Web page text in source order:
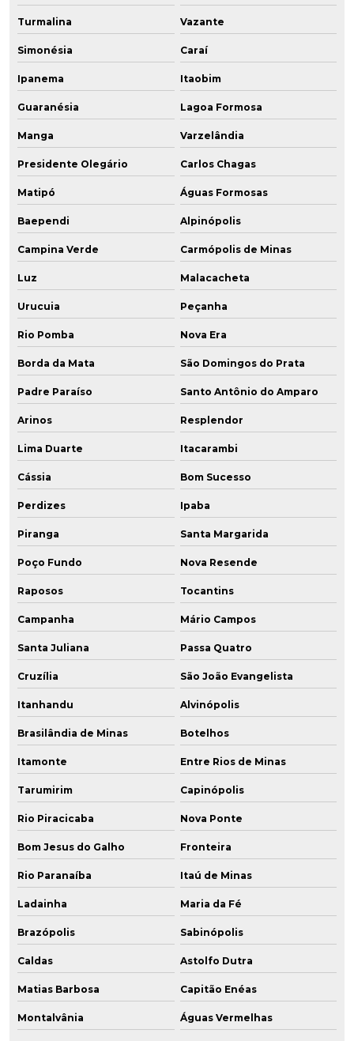
Turmalina Vazante
Simonésia Caraí
Ipanema Itaobim
Guaranésia Lagoa Formosa
Manga Varzelândia
Presidente Olegário Carlos Chagas
Matipó Águas Formosas
Baependi Alpinópolis
Campina Verde Carmópolis de Minas
Luz Malacacheta
Urucuia Peçanha
Rio Pomba Nova Era
Borda da Mata São Domingos do Prata
Padre Paraíso Santo Antônio do Amparo
Arinos Resplendor
Lima Duarte Itacarambi
Cássia Bom Sucesso
Perdizes Ipaba
Piranga Santa Margarida
Poço Fundo Nova Resende
Raposos Tocantins
Campanha Mário Campos
Santa Juliana Passa Quatro
Cruzília São João Evangelista
Itanhandu Alvinópolis
Brasilândia de Minas Botelhos
Itamonte Entre Rios de Minas
Tarumirim Capinópolis
Rio Piracicaba Nova Ponte
Bom Jesus do Galho Fronteira
Rio Paranaíba Itaú de Minas
Ladainha Maria da Fé
Brazópolis Sabinópolis
Caldas Astolfo Dutra
Matias Barbosa Capitão Enéas
Montalvânia Águas Vermelhas